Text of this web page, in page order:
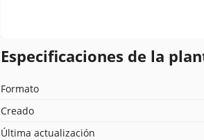
Especificaciones de la
Formato
Creado
Última actualización